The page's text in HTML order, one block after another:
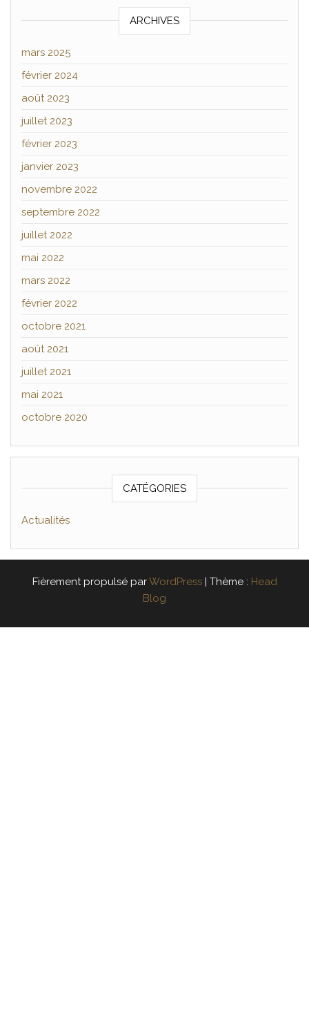
ARCHIVES
mars 2025
février 2024
août 2023
juillet 2023
février 2023
janvier 2023
novembre 2022
septembre 2022
juillet 2022
mai 2022
mars 2022
février 2022
octobre 2021
août 2021
juillet 2021
mai 2021
octobre 2020
CATÉGORIES
Actualités
Fièrement propulsé parWordPress Thème : Head
Blog